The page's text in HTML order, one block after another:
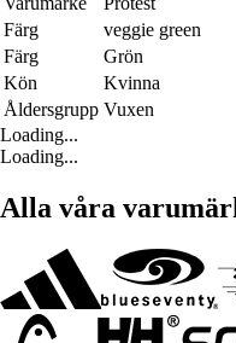
Färg
veggie green
Färg
Grön
Kön
Kvinna
Åldersgrupp Vuxen
Loading...
Loading...
Alla våra